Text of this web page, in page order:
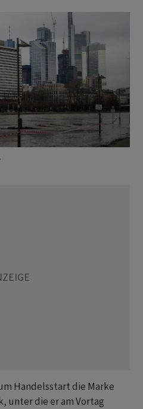
Handelsstart die Marke
unter die er am Vortag